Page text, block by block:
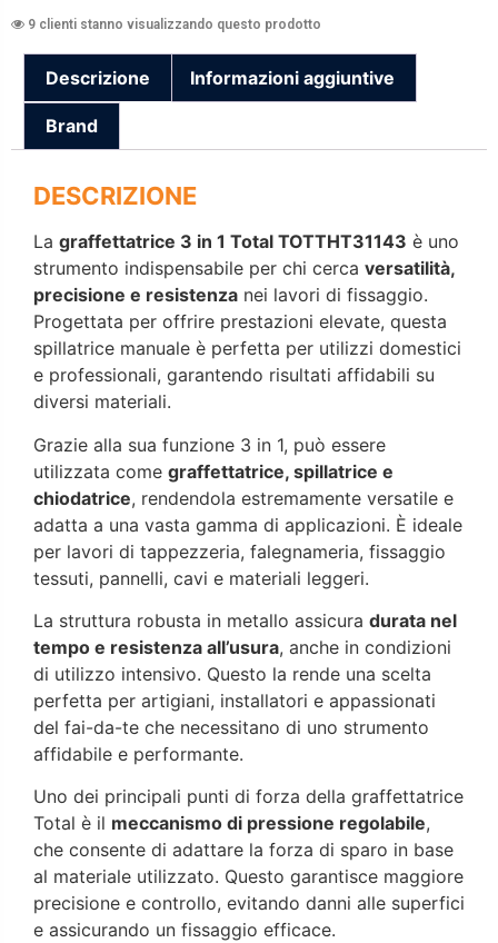
9 clienti stanno visualizzando questo prodotto
Descrizione Informazioni aggiuntive
Brand
DESCRIZIONE
La graffettatrice 3 in 1 Total TOTTHT31143 è uno
strumento indispensabile per chi cerca versatilità,
precisione e resistenza nei lavori di fissaggio.
Progettata per offrire prestazioni elevate, questa
spillatrice manuale è perfetta per utilizzi domestici
e professionali, garantendo risultati affidabili su
diversi materiali.
Grazie alla sua funzione 3 in 1, può essere
utilizzata come graffettatrice, spillatrice e
chiodatrice, rendendola estremamente versatile e
adatta a una vasta gamma di applicazioni. È ideale
per lavori di tappezzeria, falegnameria, fissaggio
tessuti, pannelli, cavi e materiali leggeri.
La struttura robusta in metallo assicura durata nel
tempo e resistenza all’usura, anche in condizioni
di utilizzo intensivo. Questo la rende una scelta
perfetta per artigiani, installatori e appassionati
del fai-da-te che necessitano di uno strumento
affidabile e performante.
Uno dei principali punti di forza della graffettatrice
Total è il meccanismo di pressione regolabile,
che consente di adattare la forza di sparo in base
al materiale utilizzato. Questo garantisce maggiore
precisione e controllo, evitando danni alle superfici
e assicurando un fissaggio efficace.